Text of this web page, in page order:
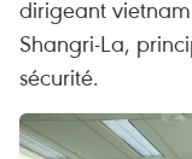
dirigeant
Shangri-La,
sécurité.